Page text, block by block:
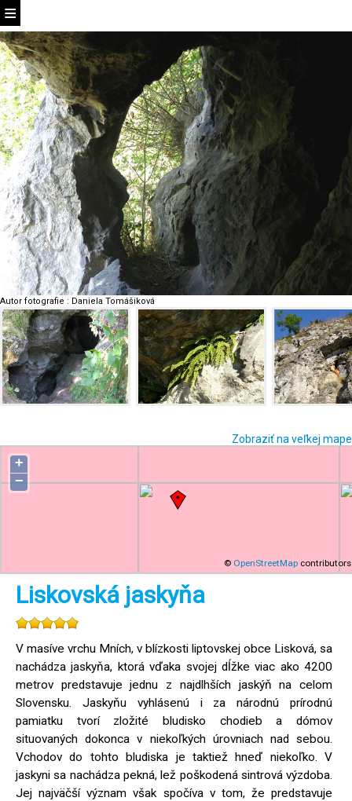
Autor fotografie : Daniela Tomášiková
Zobraziť na veľkej mape
+
−
© OpenStreetMap contributors
Liskovská jaskyňa
V masíve vrchu Mních, v blízkosti liptovskej obce Lisková, sa
nachádza jaskyňa, ktorá vďaka svojej dĺžke viac ako 4200
metrov predstavuje jednu z najdlhších jaskýň na celom
Slovensku. Jaskyňu vyhlásenú i za národnú prírodnú
pamiatku tvorí zložité bludisko chodieb a dómov
situovaných dokonca v niekoľkých úrovniach nad sebou.
Vchodov do tohto bludiska je taktiež hneď niekoľko. V
jaskyni sa nachádza pekná, lež poškodená sintrová výzdoba.
Jej najväčší význam však spočíva v tom, že predstavuje